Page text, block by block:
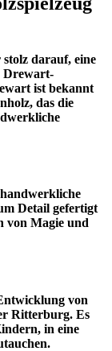
darauf, eine
Drewart-
ist bekannt
das die
Detail gefertigt
von Magie und
von
Ritterburg. Es
in eine